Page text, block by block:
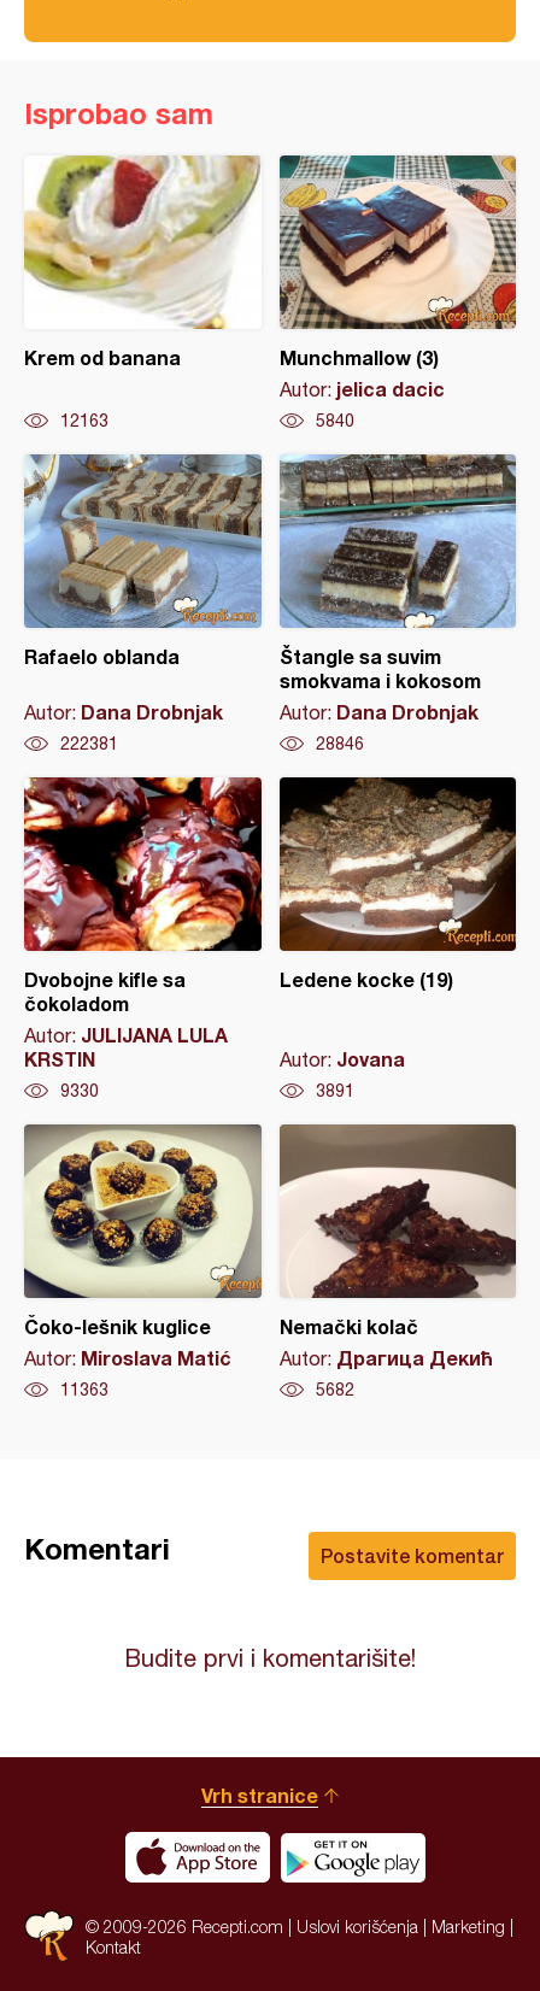
Isprobao sam
Krem od banana
12163
Munchmallow (3)
Autor: jelica dacic
5840
Rafaelo oblanda
Autor: Dana Drobnjak
222381
Štangle sa suvim
smokvama i kokosom
Autor: Dana Drobnjak
28846
Dvobojne kifle sa
čokoladom
Autor: JULIJANA LULA
KRSTIN
9330
Ledene kocke (19)
Autor: Jovana
3891
Čoko-lešnik kuglice
Autor: Miroslava Matić
11363
Nemački kolač
Autor: Драгица Декић
5682
Postavite komentar
Komentari
Budite prvi i komentarišite!
Vrh stranice
© 2009-2026 Recepti.com | Uslovi korišćenja Marketing
Kontakt